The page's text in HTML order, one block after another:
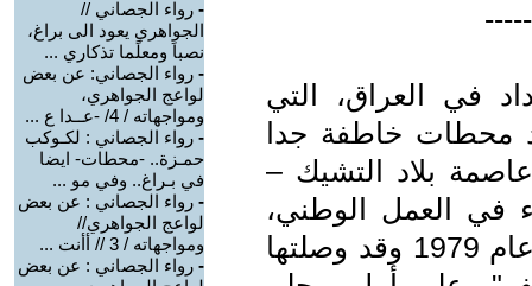
في العراق، التي
محطات خاطفة جدا
بلاد التشيك –
في العمل الوطني،
وكنت من بينهم، وذلك بدءا من ربيع عام 1979 وقد وصلتها
- رواء الجصاني //
الجواهري يعود الى براغ،
نصباَ ومعلًما تذكاري ...
- رواء الجصاني: عن بعض
لواعج الجواهري،
ومواجهاته / 4/ -عــدا ع ...
- رواء الجصاني : لكـوكب
حمـزة.. -محطات- ايضا
في بـراغ.. وفي مو ...
- رواء الجصاني : عن بعض
لواعج الجواهري//
ومواجهاته / 3 // أأنت ...
- رواء الجصاني : عن بعض